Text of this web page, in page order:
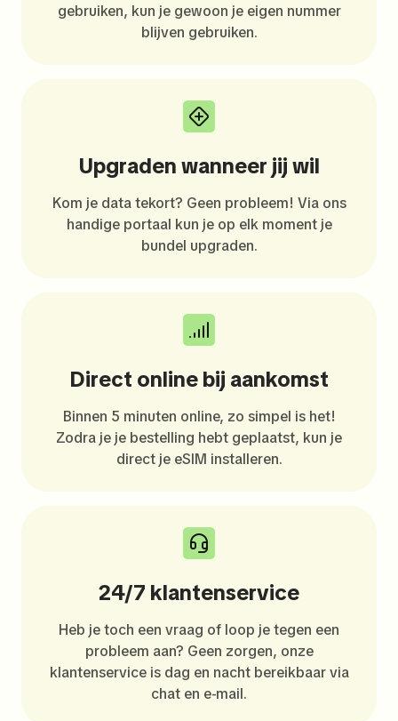
gebruiken, kun je gewoon je eigen nummer
blijven gebruiken.
Upgraden wanneer jij wil
Kom je data tekort? Geen probleem! Via ons
handige portaal kun je op elk moment je
bundel upgraden.
Direct online bij aankomst
Binnen 5 minuten online, zo simpel is het!
Zodra je je bestelling hebt geplaatst, kun je
direct je eSIM installeren.
24/7 klantenservice
Heb je toch een vraag of loop je tegen een
probleem aan? Geen zorgen, onze
klantenservice is dag en nacht bereikbaar via
chat en e-mail.